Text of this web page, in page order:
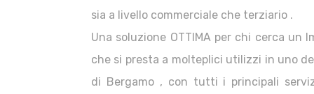
sia a livello commerciale che terziario .
Una soluzione OTTIMA per chi cerca un
che si presta a molteplici utilizzi in uno
di Bergamo , con tutti i principali